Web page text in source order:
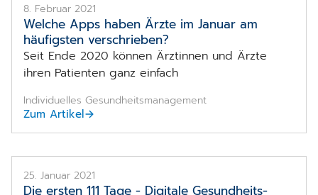
8. Februar 2021
Welche Apps haben Ärzte im Januar am
häufigsten verschrieben?
Seit Ende 2020 können Ärztinnen und Ärzte
ihren Patienten ganz einfach
Individuelles Gesundheitsmanagement
Zum Artikel
25. Januar 2021
Die ersten 111 Tage - Digitale Gesundheits­